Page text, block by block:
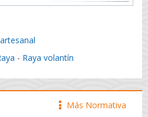
- Raya volantín
icono
Más Normativa